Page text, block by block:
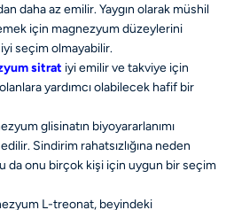
daha az emilir. Yaygın olarak müshil
için magnezyum düzeylerini
seçim olmayabilir.
sitrat iyi emilir ve takviye için
yardımcı olabilecek hafif bir
glisinatın biyoyararlanımı
Sindirim rahatsızlığına neden
da onu birçok kişi için uygun bir seçim
L-treonat, beyindeki